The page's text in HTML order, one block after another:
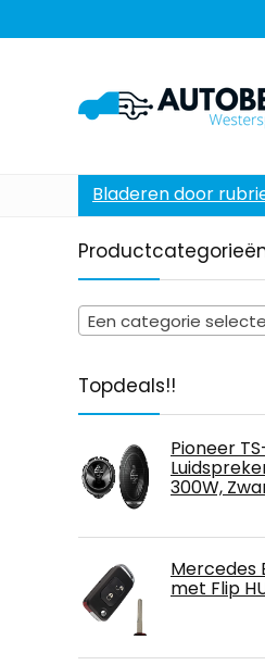
Bladeren door
Een categorie
Topdeals!!
Pioneer
300W,
Mercedes
met Flip